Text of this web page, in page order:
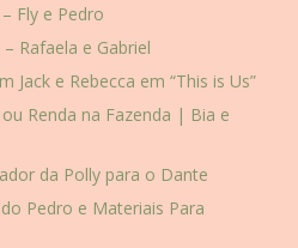
Fly e Pedro
Rafaela e Gabriel
Jack e Rebecca em “This is Us”
Renda na Fazenda | Bia e
da Polly para o Dante
Pedro e Materiais Para